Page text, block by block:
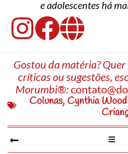
e adolescentes há
Gostou da matéria?
críticas ou sugestões,
Morumbi®:
Colunas, Cynthia